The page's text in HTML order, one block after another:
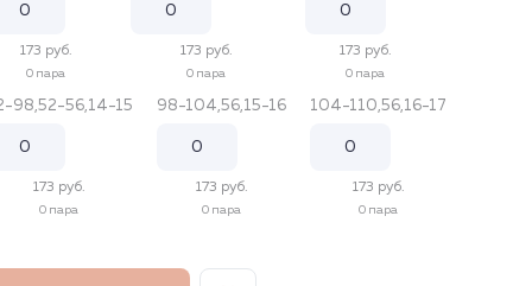
173 руб.
0 пара
173 руб.
0 пара
173 руб.
0 пара
98,52-56,14-15
173 руб.
0 пара
98-104,56,15-16
173 руб.
0 пара
104-110,56,16-17
173 руб.
0 пара